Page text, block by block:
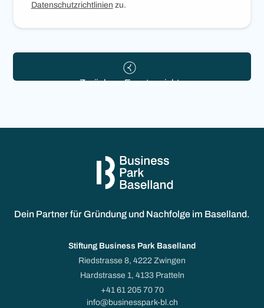
Datenschutzrichtlinien zu.
Zurück zur Eventansicht
Dein Partner für Gründung und Nachfolge im Baselland.
Stiftung Business Park Baselland
Riedstrasse 8, 4222 Zwingen
Hardstrasse 1, 4133 Pratteln
+41 61 205 70 70
info@businesspark-bl.ch